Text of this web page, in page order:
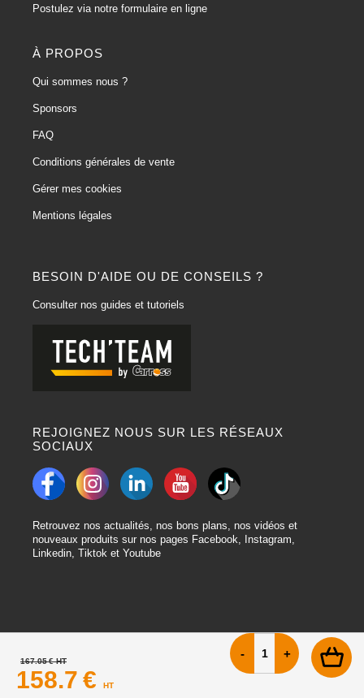
167.05 €HT
158.7 € HT
BESOIN D'AIDE OU DE CONSEILS ?
Consulter nos guides et tutoriels
REJOIGNEZ NOUS SUR LES RÉSEAUX
SOCIAUX
Retrouvez nos actualités, nos bons plans, nos vidéos et
nouveaux produits sur nos pages Facebook, Instagram,
Linkedin, Tiktok et Youtube
Postulez via notre formulaire en ligne
À PROPOS
Qui sommes nous ?
Sponsors
FAQ
Conditions générales de vente
Gérer mes cookies
Mentions légales